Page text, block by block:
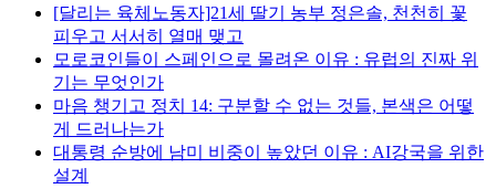
[달리는 육체노동자]21세 딸기 농부 정은솔, 천천히 꽃
피우고 서서히 열매 맺고
모로코인들이 스페인으로 몰려온 이유 : 유럽의 진짜 위
기는 무엇인가
마음 챙기고 정치 14: 구분할 수 없는 것들, 본색은 어떻
게 드러나는가
대통령 순방에 남미 비중이 높았던 이유 : AI강국을 위한
설계